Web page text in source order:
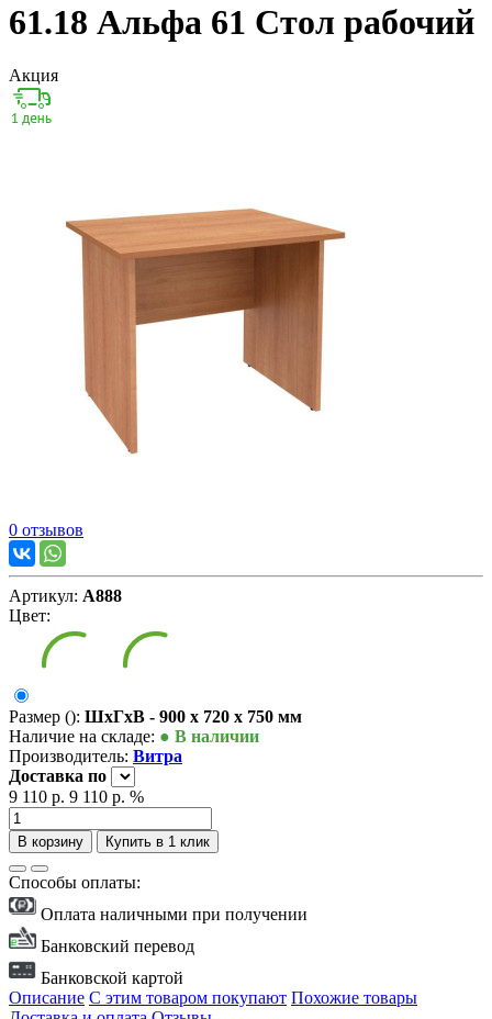
61.18 Альфа 61 Стол рабочий
Акция
0 отзывов
Артикул: А888
Цвет:
Размер (): ШxГxВ - 900 x 720 x 750 мм
Наличие на складе: ● В наличии
Производитель: Витра
Доставка по
9 110 р. 9 110 р. %
В корзину Купить в 1 клик
Способы оплаты:
Оплата наличными при получении
Банковский перевод
Банковской картой
Описание С этим товаром покупают Похожие товары